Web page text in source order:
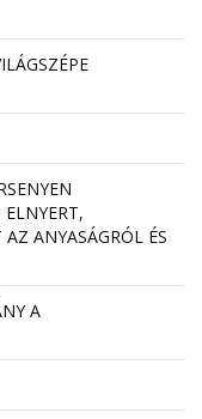
ANYASÁGRÓL ÉS
A